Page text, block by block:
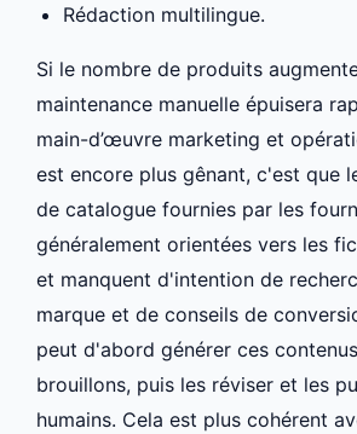
Rédaction multilingue.
Si le nombre de produits
maintenance manuelle épuisera
main-d’œuvre marketing et
est encore plus gênant, c'est que
de catalogue fournies par les
généralement orientées vers les
et manquent d'intention de
marque et de conseils de
peut d'abord générer ces
brouillons, puis les réviser et les
humains. Cela est plus cohérent